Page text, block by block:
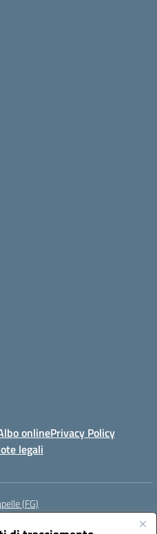
onlinePrivacy Policy
legali
(FG)